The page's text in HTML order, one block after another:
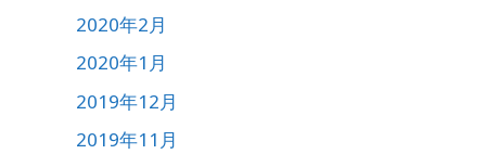
2020年2月
2020年1月
2019年12月
2019年11月